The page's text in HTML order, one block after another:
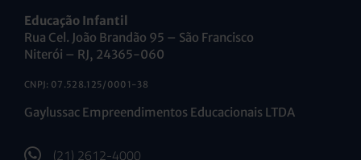
Educação Infantil
Rua Cel. João Brandão 95 – São Francisco
Niterói – RJ, 24365-060
CNPJ: 07.528.125/0001-38
Gaylussac Empreendimentos Educacionais LTDA
(21) 2612-4000